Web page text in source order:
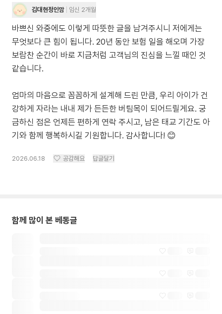
김대현정인맘 임신 2개월
바쁘신 와중에도 이렇게 따뜻한 글을 남겨주시니 저에게는
무엇보다 큰 힘이 됩니다. 20년 동안 보험 일을 해오며 가장
보람찬 순간이 바로 지금처럼 고객님의 진심을 느낄 때인 것
같습니다.
엄마의 마음으로 꼼꼼하게 설계해 드린 만큼, 우리 아이가 건
강하게 자라는 내내 제가 든든한 버팀목이 되어드릴게요. 궁
금하신 점은 언제든 편하게 연락 주시고, 남은 태교 기간도 아
기와 함께 행복하시길 기원합니다. 감사합니다! 😊
2026.06.18 공감해요 답글달기
함께 많이 본 베동글